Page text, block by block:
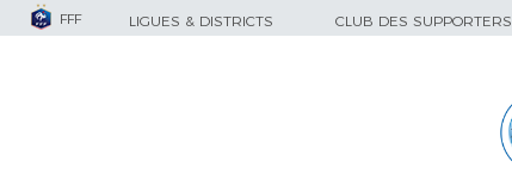
FFF LIGUES & DISTRICTS CLUB DES SUPPORTERS